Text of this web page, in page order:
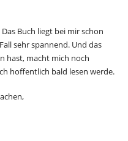
Buch liegt bei mir schon
sehr spannend. Und das
hast, macht mich noch
hoffentlich bald lesen werde.